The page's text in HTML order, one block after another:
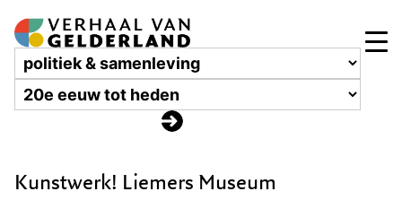
Kunstwerk! Liemers Museum